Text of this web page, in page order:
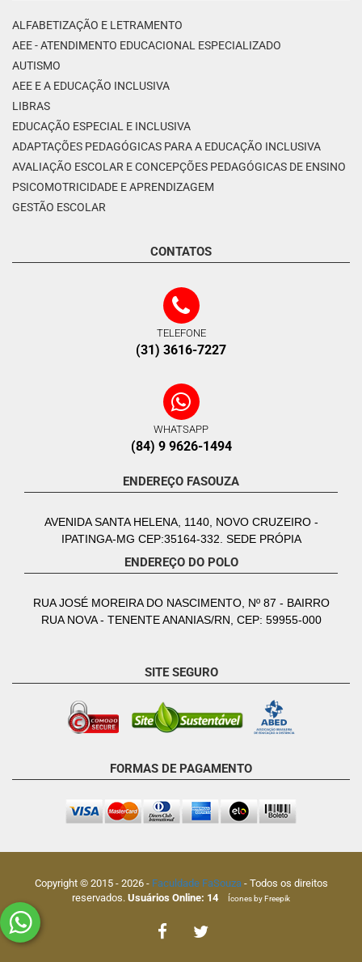
ALFABETIZAÇÃO E LETRAMENTO
AEE - ATENDIMENTO EDUCACIONAL ESPECIALIZADO
AUTISMO
AEE E A EDUCAÇÃO INCLUSIVA
LIBRAS
EDUCAÇÃO ESPECIAL E INCLUSIVA
ADAPTAÇÕES PEDAGÓGICAS PARA A EDUCAÇÃO INCLUSIVA
AVALIAÇÃO ESCOLAR E CONCEPÇÕES PEDAGÓGICAS DE ENSINO
PSICOMOTRICIDADE E APRENDIZAGEM
GESTÃO ESCOLAR
CONTATOS
TELEFONE
(31) 3616-7227
WHATSAPP
(84) 9 9626-1494
ENDEREÇO FASOUZA
AVENIDA SANTA HELENA, 1140, NOVO CRUZEIRO -
IPATINGA-MG CEP:35164-332. SEDE PRÓPIA
ENDEREÇO DO POLO
RUA JOSÉ MOREIRA DO NASCIMENTO, Nº 87 - BAIRRO
RUA NOVA - TENENTE ANANIAS/RN, CEP: 59955-000
SITE SEGURO
FORMAS DE PAGAMENTO
Copyright © 2015 - 2026- Faculdade FaSouza- Todos os direitos
reservados. Usuários Online: 14 Ícones by Freepik